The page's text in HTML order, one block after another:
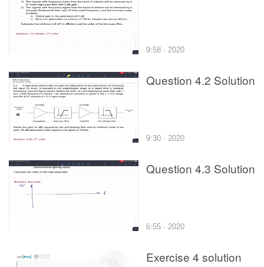
9:58 · 2020
Question 4.2 Solution
9:30 · 2020
Question 4.3 Solution
6:55 · 2020
Exercise 4 solution